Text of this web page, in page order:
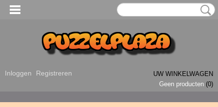
Inloggen Registreren
UW WINKELWAGEN
Geen producten (0)